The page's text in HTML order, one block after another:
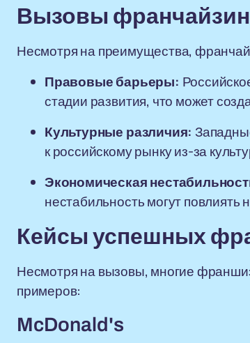
Вызовы
Несмотря на преимущества,
Правовые барьеры:
стадии развития, что может
Культурные различия:
к российскому рынку из-за
Экономическая
нестабильность могут
Кейсы успешных
Несмотря на вызовы, многие
примеров:
McDonald's